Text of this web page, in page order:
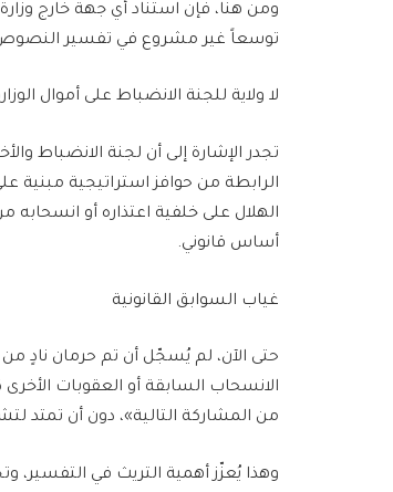
ومن هنا، فإن استناد أي جهة خارج
توسعاً غير مشروع في تفسير النصوص، ويُخرج
لا ولاية للجنة الانضباط على أموال
تجدر الإشارة إلى أن لجنة الانضباط
الرابطة من حوافز استراتيجية مبنية
الهلال على خلفية اعتذاره أو
أساس قانوني.
غياب السوابق القانونية
حتى الآن، لم يُسجّل أن تم حرمان نادٍ
الانسحاب السابقة أو العقوبات
من المشاركة التالية»، دون أن تمتد
وهذا يُعزّز أهمية التريث في التفسير،